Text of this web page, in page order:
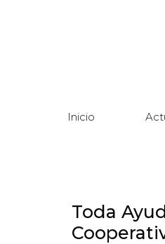
Inicio
Toda